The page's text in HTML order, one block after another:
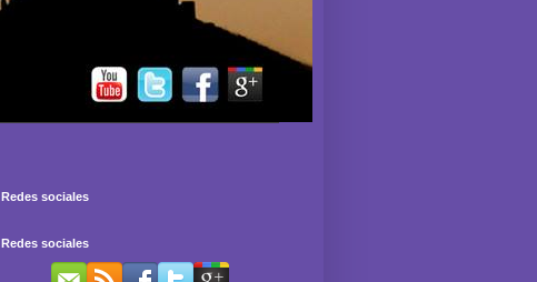
Redes sociales
Redes sociales